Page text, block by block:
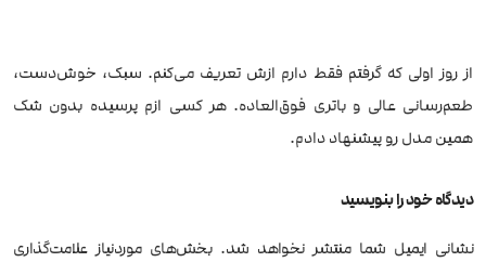
از روز اولی که گرفتم فقط دارم ازش تعریف می‌کنم. سبک، خوش‌دست،
طعم‌رسانی عالی و باتری فوق‌العاده. هر کسی ازم پرسیده بدون شک
همین مدل رو پیشنهاد دادم.
دیدگاه خود را بنویسید
نشانی ایمیل شما منتشر نخواهد شد. بخش‌های موردنیاز علامت‌گذاری